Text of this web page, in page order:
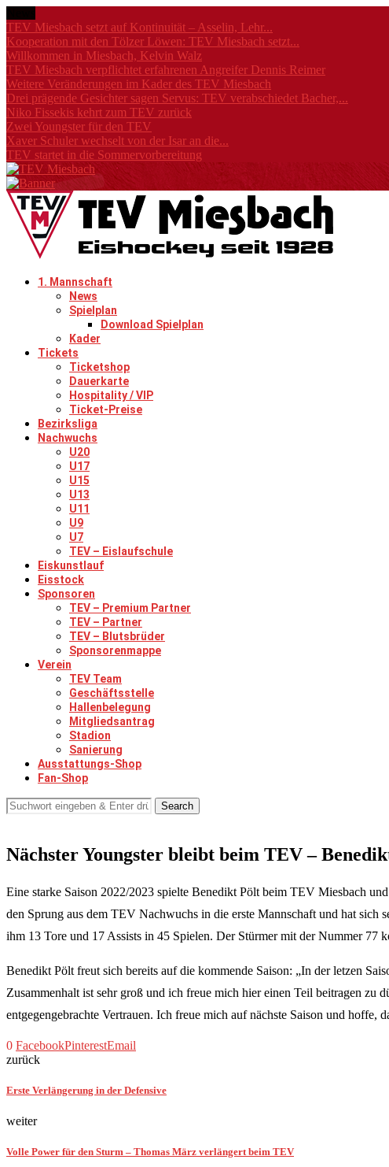
TEV Miesbach setzt auf Kontinuität – Asselin, Lehr...
Kooperation mit den Tölzer Löwen: TEV Miesbach setzt...
Willkommen in Miesbach, Kelvin Walz
TEV Miesbach verpflichtet erfahrenen Angreifer Dennis Reimer
Weitere Veränderungen im Kader des TEV Miesbach
Drei prägende Gesichter sagen Servus: TEV verabschiedet Bacher,...
Niko Fissekis kehrt zum TEV zurück
Zwei Youngster für den TEV
Xaver Schuler wechselt von der Isar an die...
TEV startet in die Sommervorbereitung
1. Mannschaft
News
Spielplan
Download Spielplan
Kader
Tickets
Ticketshop
Dauerkarte
Hospitality / VIP
Ticket-Preise
Bezirksliga
Nachwuchs
U20
U17
U15
U13
U11
U9
U7
TEV – Eislaufschule
Eiskunstlauf
Eisstock
Sponsoren
TEV – Premium Partner
TEV – Partner
TEV – Blutsbrüder
Sponsorenmappe
Verein
TEV Team
Geschäftsstelle
Hallenbelegung
Mitgliedsantrag
Stadion
Sanierung
Ausstattungs-Shop
Fan-Shop
Search
Nächster Youngster bleibt beim TEV –
Eine starke Saison 2022/2023 spielte Benedikt Pölt beim TEV Miesbach
den Sprung aus dem TEV Nachwuchs in die erste Mannschaft und hat sich
ihm 13 Tore und 17 Assists in 45 Spielen. Der Stürmer mit der Nummer 77
Benedikt Pölt freut sich bereits auf die kommende Saison: „In der letzen
Zusammenhalt ist sehr groß und ich freue mich hier einen Teil beitragen
entgegengebrachte Vertrauen. Ich freue mich auf nächste Saison und hoffe,
0 FacebookPinterestEmail
zurück
Erste Verlängerung in der Defensive
weiter
Volle Power für den Sturm – Thomas März verlängert beim TEV